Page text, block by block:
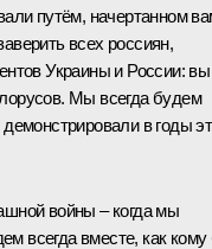
путём, начертанном
всех россиян,
Украины и России: вы
Мы всегда будем
в годы
войны – когда мы
всегда вместе, как